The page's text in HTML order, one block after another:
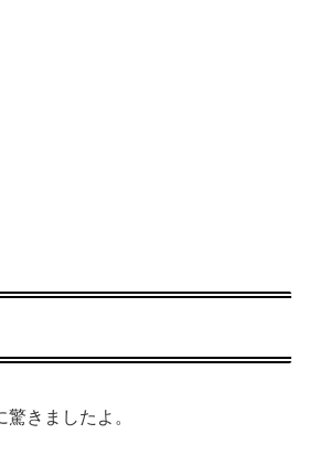
きましたよ。